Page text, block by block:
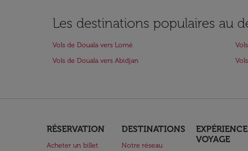
Les destinations populaires au
Vols de Douala vers Lomé
Vols de Douala vers Abidjan
RÉSERVATION
Acheter un billet
DESTINATIONS
Notre réseau
EXPÉRIENCE
VOYAGE